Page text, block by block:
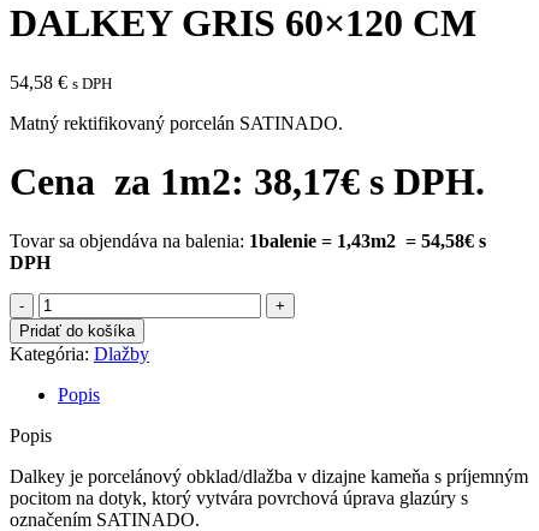
DALKEY GRIS 60×120 CM
54,58 € s DPH
Matný rektifikovaný porcelán SATINADO.
Cena za 1m2: 38,17€ s DPH.
Tovar sa objendáva na balenia: 1balenie = 1,43m2 = 54,58€ s
DPH
množstvo
DALKEY
GRIS
60×120
CM
Pridať do košíka
Kategória: Dlažby
Popis
Popis
Dalkey je porcelánový obklad/dlažba v dizajne kameňa s príjemným
pocitom na dotyk, ktorý vytvára povrchová úprava glazúry s
označením SATINADO.